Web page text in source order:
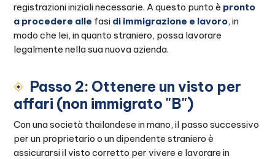
registrazioni iniziali necessarie. A questo punto è pronto
a procedere alle fasi di immigrazione e lavoro, in
modo che lei, in quanto straniero, possa lavorare
legalmente nella sua nuova azienda.
Passo 2: Ottenere un visto per
affari (non immigrato "B")
Con una società thailandese in mano, il passo successivo
per un proprietario o un dipendente straniero è
assicurarsi il visto corretto per vivere e lavorare in